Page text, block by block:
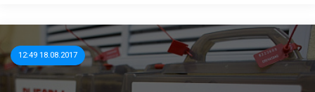
12:49 18.08.2017